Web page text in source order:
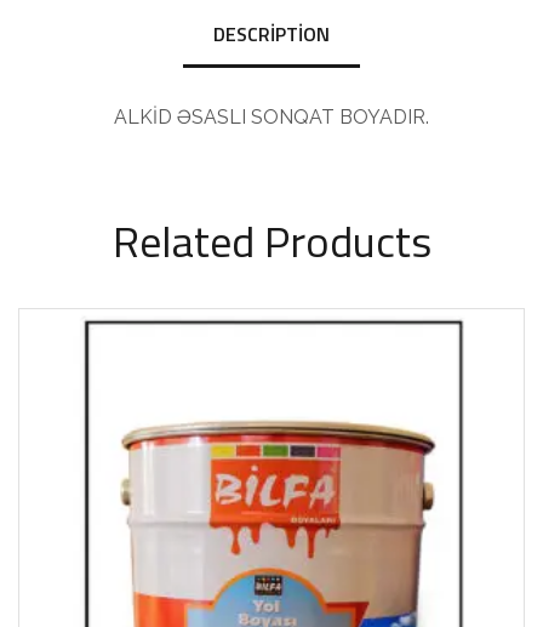
DESCRIPTION
ALKİD ƏSASLI SONQAT BOYADIR.
Related Products